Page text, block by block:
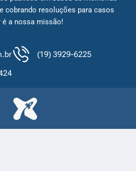
cobrando resoluções para casos
é a nossa missão!
(19) 3929-6225